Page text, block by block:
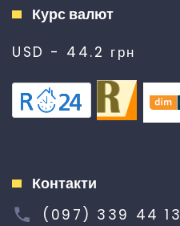
Курс валют
USD - 44.2 грн
Контакти
(097) 339 44 13